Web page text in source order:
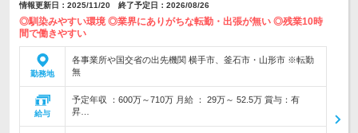
情報更新日：2025/11/20 終了予定日：2026/08/26
◎馴染みやすい環境 ◎業界にありがちな転勤・出張が無い ◎残業10時
間で働きやすい
勤務地
各事業所や国交省の出先機関 横手市、釜石市・山形市 ※転勤
無
給与
予定年収 ：600万～710万 月給 ： 29万～ 52.5万 賞与：有
昇…